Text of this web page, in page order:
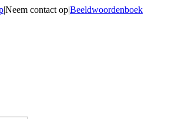
|Neem contact op|Beeldwoordenboek